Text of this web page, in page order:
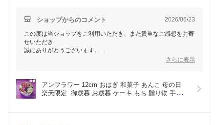
ショップからのコメント 2026/06/23
この度は当ショップをご利用いただき、また貴重なご感想をお寄
せいただき
誠にありがとうございます。
いただけたとのこと、大変嬉しく拝見いたしました。
一方で、土台部分につきましてはお好みに合わなかったとのこ
さらに表示
アンフラワー 12cm おはぎ 和菓子 あんこ 母の日
楽天限定  御歳暮 お歳暮 ケーキ もち 贈り物 手土産